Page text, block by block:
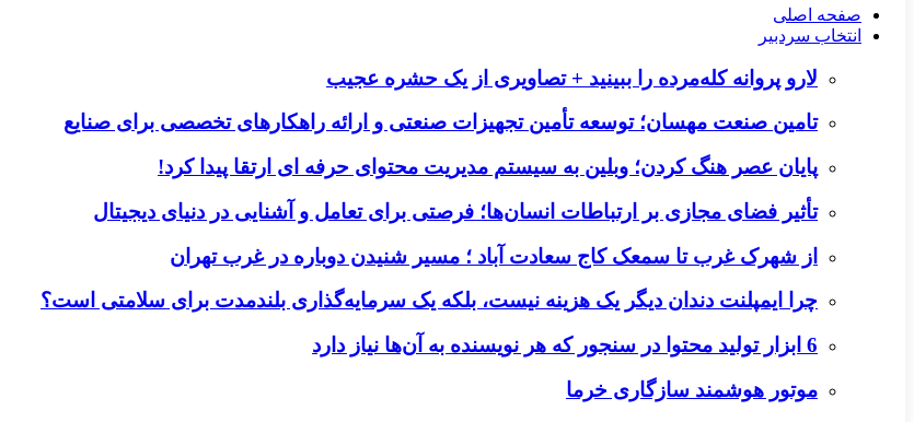
صفحه اصلی
انتخاب سردبیر
لارو پروانه کله‌مرده را ببینید + تصاویری از یک حشره عجیب
تامین صنعت مهسان؛ توسعه تأمین تجهیزات صنعتی و ارائه راهکارهای تخصصی برای صنایع
پایان عصر هنگ کردن؛ وبلین به سیستم مدیریت محتوای حرفه ای ارتقا پیدا کرد!
تأثیر فضای مجازی بر ارتباطات انسان‌ها؛ فرصتی برای تعامل و آشنایی در دنیای دیجیتال
از شهرک غرب تا سمعک کاج سعادت آباد ؛ مسیر شنیدن دوباره در غرب تهران
چرا ایمپلنت دندان دیگر یک هزینه نیست، بلکه یک سرمایه‌گذاری بلندمدت برای سلامتی است؟
6 ابزار تولید محتوا در سنجور که هر نویسنده به آن‌ها نیاز دارد
موتور هوشمند سازگاری خرما